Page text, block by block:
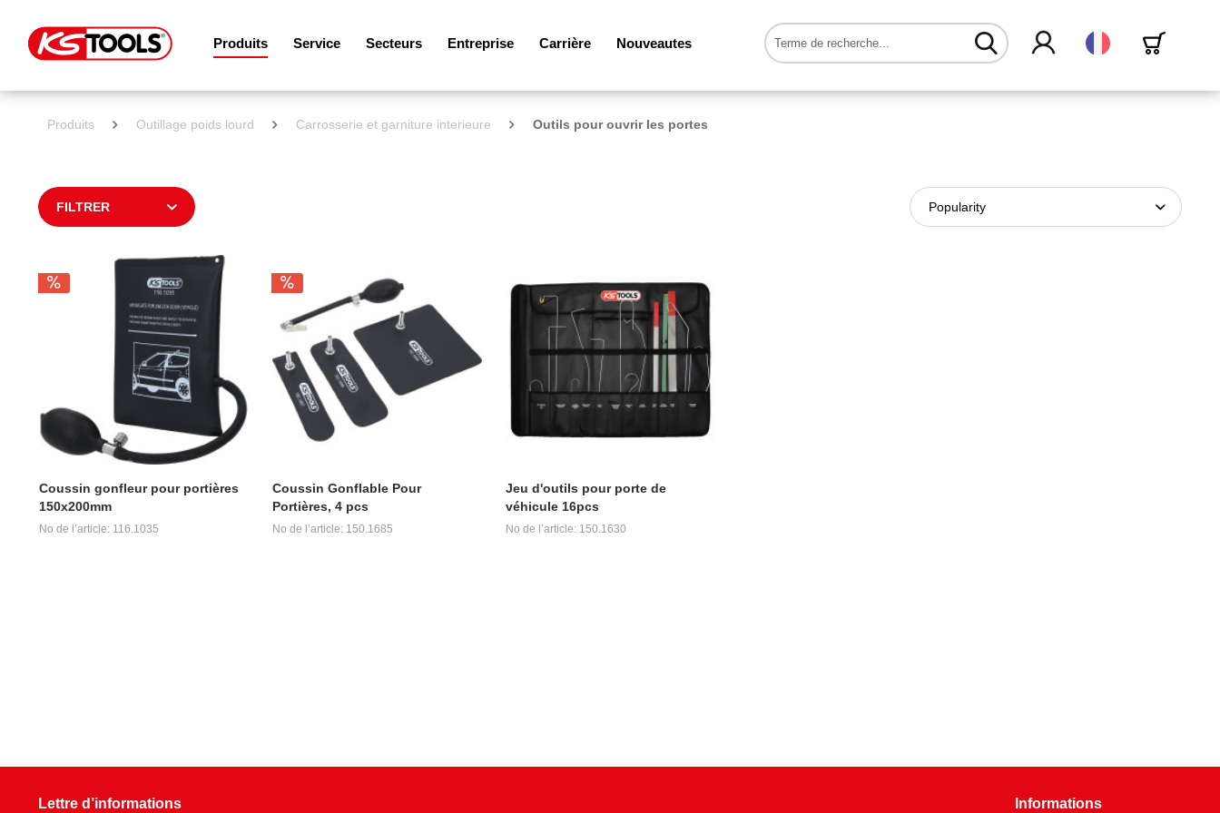
Produits Service Secteurs Entreprise Carrière Nouveautes Français
Produits Outillage poids lourd Carrosserie et garniture interieure Outils pour ouvrir les portes
FILTRER
Coussin gonfleur pour portières
150x200mm
No de l’article: 116.1035
Coussin Gonflable Pour
Portières, 4 pcs
No de l’article: 150.1685
Jeu d'outils pour porte de
véhicule 16pcs
No de l’article: 150.1630
Lettre d’informations Informations